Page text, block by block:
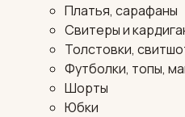
Платья, сарафаны
Свитеры и
Толстовки,
Футболки, топы,
Шорты
Юбки